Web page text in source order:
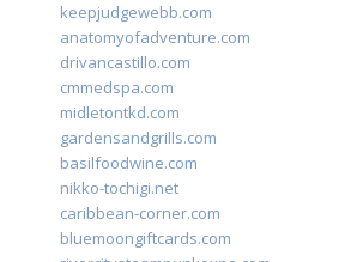
keepjudgewebb.com
anatomyofadventure.com
drivancastillo.com
cmmedspa.com
midletontkd.com
gardensandgrills.com
basilfoodwine.com
nikko-tochigi.net
caribbean-corner.com
bluemoongiftcards.com